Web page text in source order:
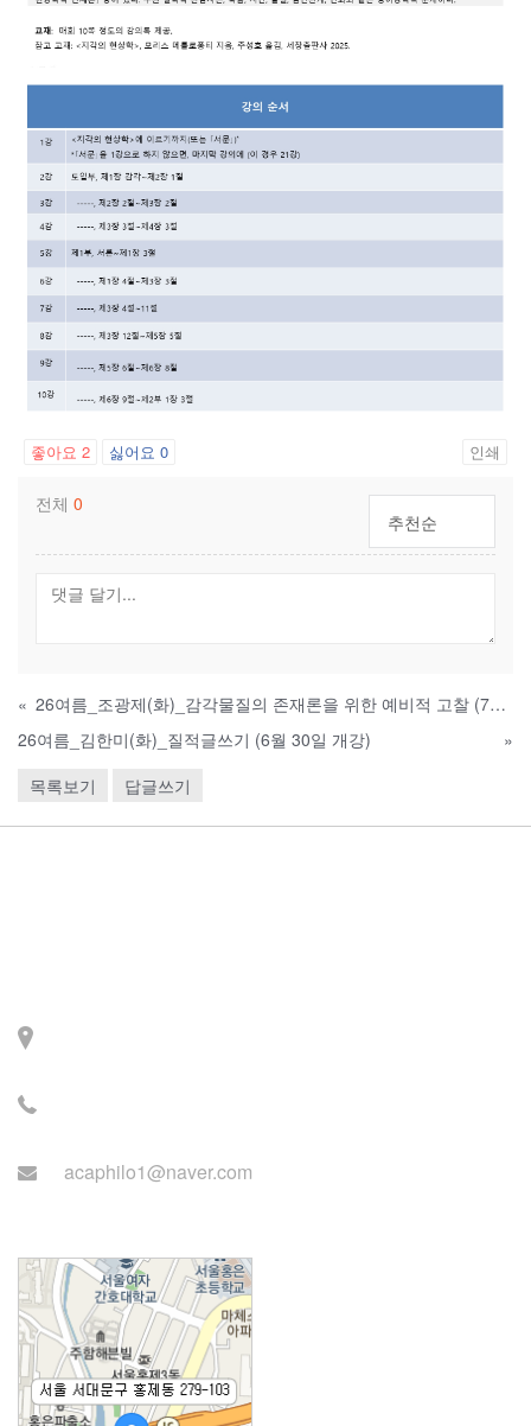
좋아요 2 싫어요 0 인쇄
전체 0
추천순
«
26여름_조광제(화)_감각물질의 존재론을 위한 예비적 고찰 (7월 7일 개강)
26여름_김한미(화)_질적글쓰기 (6월 30일 개강)
»
목록보기
답글쓰기
acaphilo1@naver.com